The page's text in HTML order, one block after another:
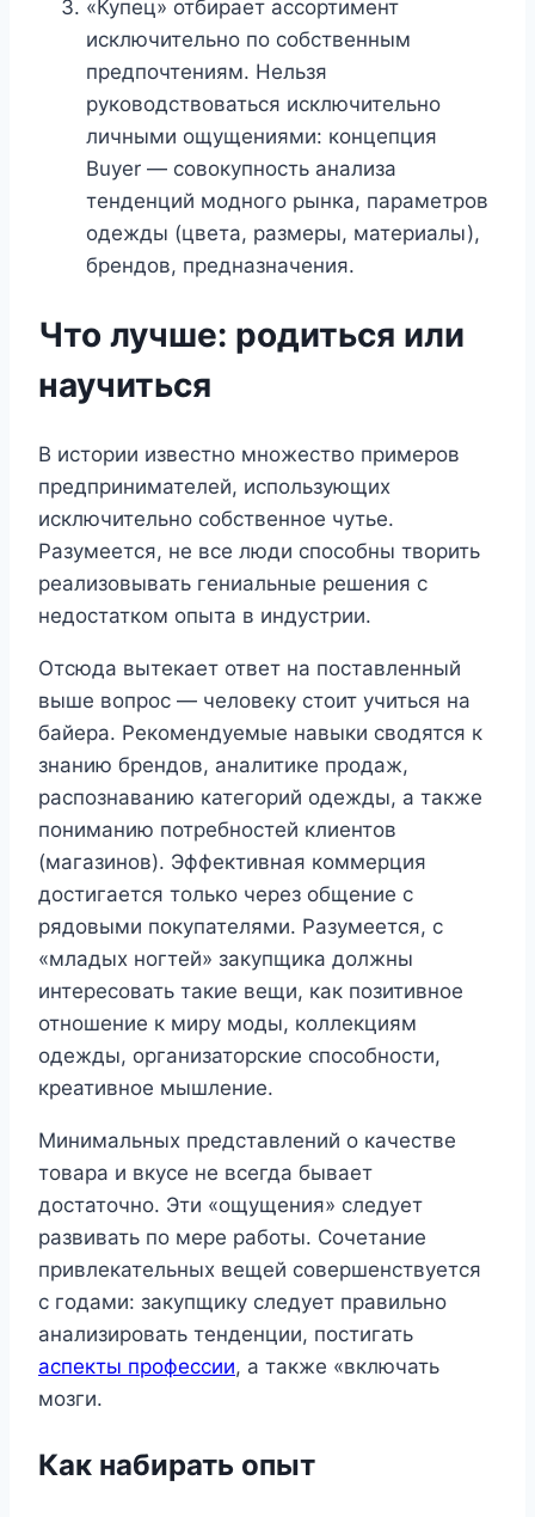
«Купец» отбирает ассортимент
исключительно по собственным
предпочтениям. Нельзя
руководствоваться исключительно
личными ощущениями: концепция
Buyer — совокупность анализа
тенденций модного рынка, параметров
одежды (цвета, размеры, материалы),
брендов, предназначения.
Что лучше: родиться или
научиться
В истории известно множество примеров
предпринимателей, использующих
исключительно собственное чутье.
Разумеется, не все люди способны творить
реализовывать гениальные решения с
недостатком опыта в индустрии.
Отсюда вытекает ответ на поставленный
выше вопрос — человеку стоит учиться на
байера. Рекомендуемые навыки сводятся к
знанию брендов, аналитике продаж,
распознаванию категорий одежды, а также
пониманию потребностей клиентов
(магазинов). Эффективная коммерция
достигается только через общение с
рядовыми покупателями. Разумеется, с
«младых ногтей» закупщика должны
интересовать такие вещи, как позитивное
отношение к миру моды, коллекциям
одежды, организаторские способности,
креативное мышление.
Минимальных представлений о качестве
товара и вкусе не всегда бывает
достаточно. Эти «ощущения» следует
развивать по мере работы. Сочетание
привлекательных вещей совершенствуется
с годами: закупщику следует правильно
анализировать тенденции, постигать
аспекты профессии, а также «включать
мозги.
Как набирать опыт